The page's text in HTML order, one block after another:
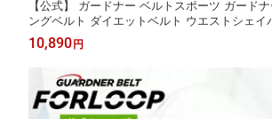
【公式】 ガードナー ベルトスポーツ ガード
ングベルト ダイエットベルト ウエストシェイ
ム 皮ベルト スポーツ フィジーク くびれ おな
イエット ウエスト 筋トレ 腹圧ベルト ギフト
10,890円